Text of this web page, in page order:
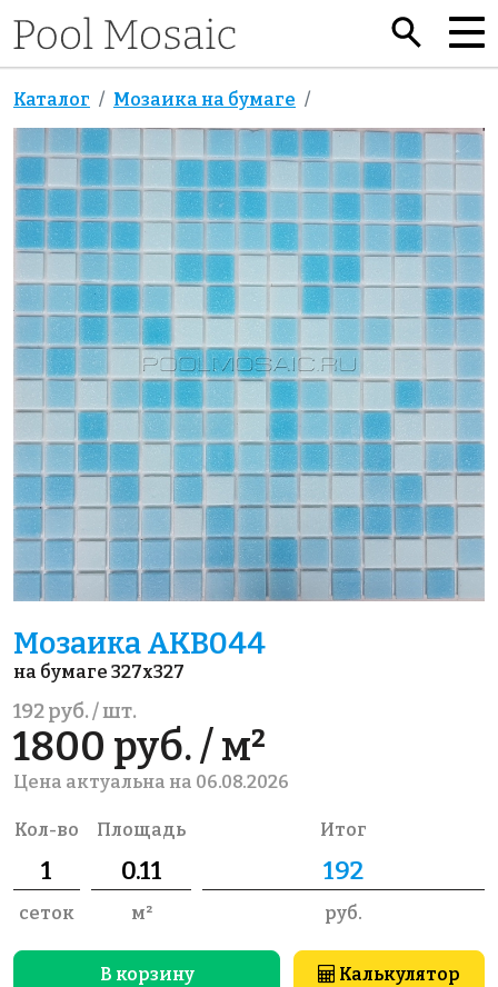
Каталог Мозаика на бумаге
Мозаика AKB044
на бумаге 327x327
192 руб. / шт.
1800 руб. / м²
Цена актуальна на 06.08.2026
Кол-во
сеток
Площадь
м²
Итог
руб.
В корзину Калькулятор